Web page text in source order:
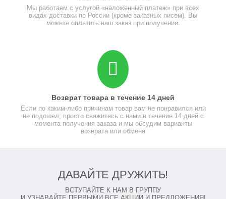
Мы работаем с услугой «наложенный платеж» при всех
видах доставки по России (кроме заказных писем). Вы
можете оплатить ваш заказ при получении.
Возврат товара в течение 14 дней
Если по каким-либо причинам товар вам не понравился или
не подошел, просто свяжитесь с нами в течение 14 дней с
момента получения заказа и мы обсудим варианты
возврата или обмена
ДАВАЙТЕ ДРУЖИТЬ!
ВСТУПАЙТЕ К НАМ В ГРУППУ